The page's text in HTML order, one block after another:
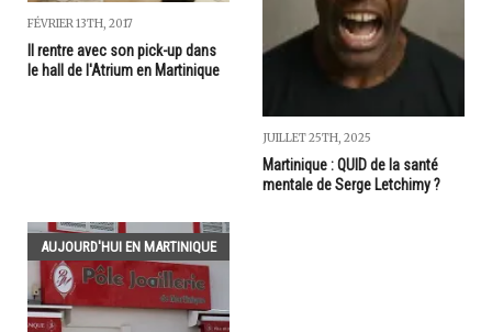
FÉVRIER 13TH, 2017
Il rentre avec son pick-up dans
le hall de l'Atrium en Martinique
JUILLET 25TH, 2025
Martinique : QUID de la santé
mentale de Serge Letchimy ?
AUJOURD'HUI EN MARTINIQUE